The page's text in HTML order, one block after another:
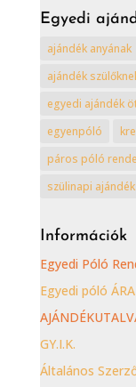
ötletek
kategóriái
Egyedi
ajándék anyának
ajándék
egyedi ajándék
egyenpóló
páros póló
szülinapi
Információk
Egyedi Póló
Egyedi póló
GY.I.K.
Általános